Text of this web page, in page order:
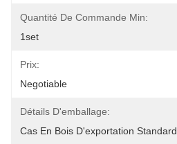
Quantité De Commande Min:
1set
Prix:
Negotiable
Détails D'emballage:
Cas En Bois D'exportation Standard